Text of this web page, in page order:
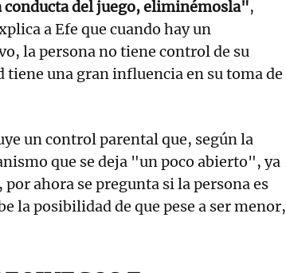
conducta del juego, eliminémosla",
a Efe que cuando hay un
la persona no tiene control de su
tiene una gran influencia en su toma de
un control parental que, según la
que se deja "un poco abierto", ya
por ahora se pregunta si la persona es
la posibilidad de que pese a ser menor,